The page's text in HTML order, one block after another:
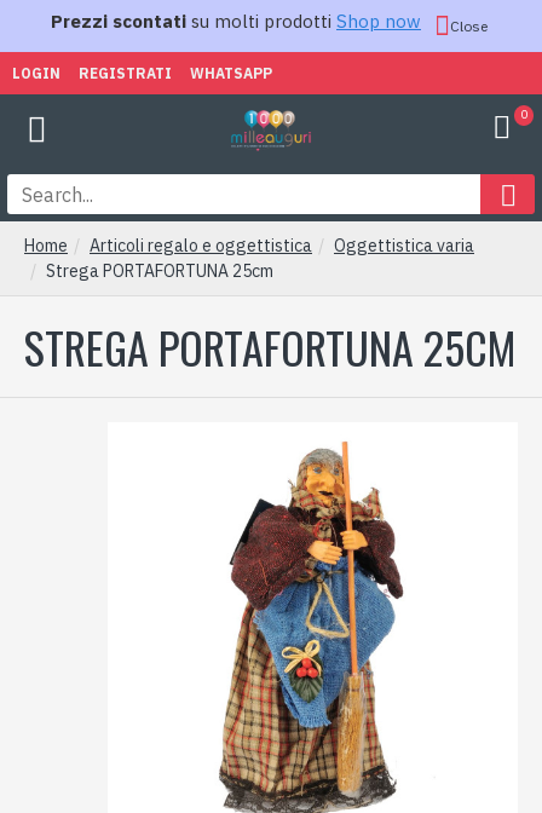
Prezzi scontati su molti prodotti Shop now Close
LOGIN REGISTRATI WHATSAPP
0
Home Articoli regalo e oggettistica
Oggettistica varia
Strega PORTAFORTUNA 25cm
STREGA PORTAFORTUNA 25CM